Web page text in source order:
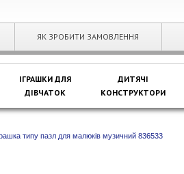
ЯК ЗРОБИТИ ЗАМОВЛЕННЯ
ІГРАШКИ ДЛЯ
ДІВЧАТОК
ДИТЯЧІ
КОНСТРУКТОРИ
типу пазл для малюків музичний 836533